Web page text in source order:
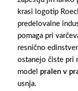
krasi logotip
predelovalne
pomaga pri
resnično
ostanejo čiste pri
model pralen v
usnja.